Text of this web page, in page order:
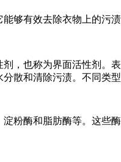
有效去除衣物上的污渍
也称为界面活性剂。
散和清除污渍。不同类
酶和脂肪酶等。这些